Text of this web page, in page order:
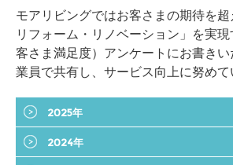
モアリビングではお客さまの期待を
リフォーム・リノベーション」を実
客さま満足度）アンケートにお書き
業員で共有し、サービス向上に努めて
2025年
2024年